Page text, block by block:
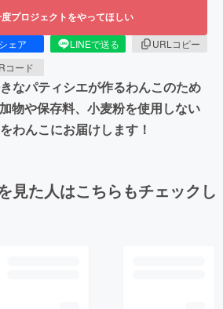
度プロジェクトをやってほしい
シェア LINEで送る
URLコピー
コード
なパティシエが作るわんこのため
物や保存料、小麦粉を使用しない
わんこにお届けします！
見た人はこちらもチェックし